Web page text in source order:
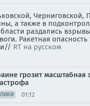
Черниговской,
а также в
раздались
Ракетная
RT на русском
грозит масштабная
01:12